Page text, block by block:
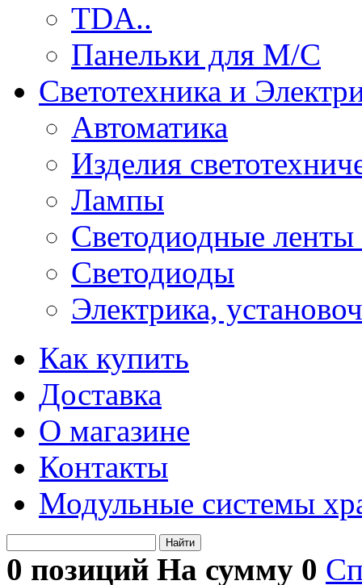
TDA..
Панельки для М/С
Светотехника и
Автоматика
Изделия
Лампы
Светодиодные
Светодиоды
Электрика,
Как купить
Доставка
О магазине
Контакты
Модульные системы
Найти
0 позиций На сумму 0